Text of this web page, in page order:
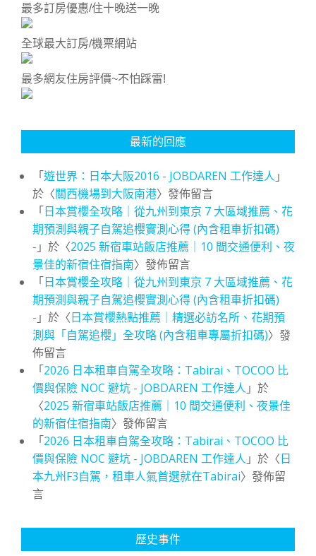
最多訂房優惠/住十晚送一晚
全球最大訂房/機票網站
最多網友住房評價~不怕踩雷!
最新的回應
「遊世界：日本大阪2016 - JOBDAREN 工作達人 」
於〈關西機場到大阪南港〉發佈留言
「日本賞櫻全攻略｜從九州到東京 7 大區域推薦、花
期預測與親子自駕追櫻實測心得 (內含租車折扣碼)
- 」於〈2025 新宿車站飯店推薦｜10 間交通便利、夜
景佳的新宿住宿指南〉發佈留言
「日本賞櫻全攻略｜從九州到東京 7 大區域推薦、花
期預測與親子自駕追櫻實測心得 (內含租車折扣碼)
- 」於〈日本賞櫻熱點推薦｜精選必訪名所、花期預
測與「自駕追櫻」全攻略 (內含租車專屬折扣碼)〉發
佈留言
「2026 日本租車自駕全攻略：Tabirai、TOCOO 比
價與保險 NOC 避坑 - JOBDAREN 工作達人 」於
〈2025 新宿車站飯店推薦｜10 間交通便利、夜景佳
的新宿住宿指南〉發佈留言
「2026 日本租車自駕全攻略：Tabirai、TOCOO 比
價與保險 NOC 避坑 - JOBDAREN 工作達人 」於〈日
本九州F3自駕，租車人氣首選就在Tabirai〉發佈留
言
歷史事件